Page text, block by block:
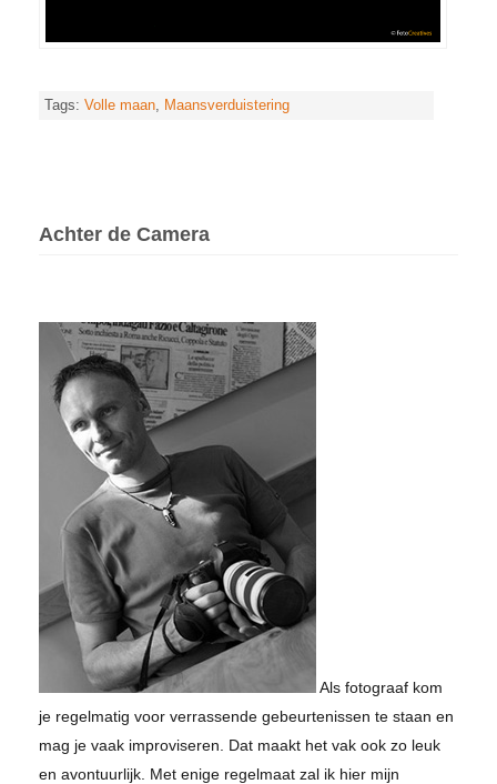
Tags: Volle maan Maansverduistering
Achter de Camera
Als fotograaf kom
je regelmatig voor verrassende gebeurtenissen te staan en
mag je vaak improviseren. Dat maakt het vak ook zo leuk
en avontuurlijk. Met enige regelmaat zal ik hier mijn